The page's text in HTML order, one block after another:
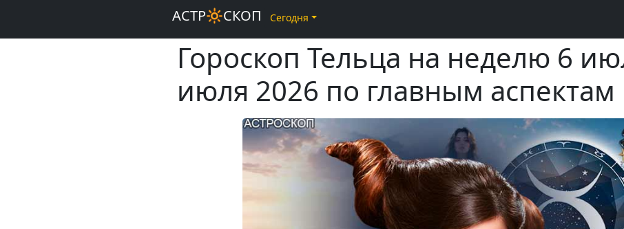
Гороскоп Тельца на неделю 6
июля 2026 по главным аспектам
АСТР🔆СКОП Сегодня